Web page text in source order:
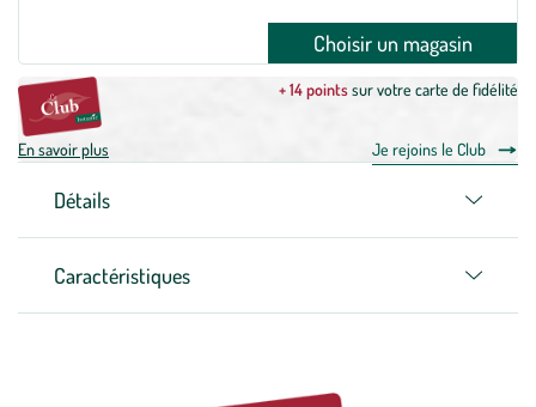
Choisir un magasin
+ 14 pointssur votre carte de fidélité
En savoir plus Je rejoins le Club
Détails
Caractéristiques